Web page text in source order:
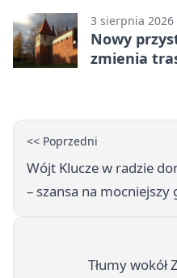
3 sierpnia 2026
Nowy
zmienia
<< Poprzedni
Wójt Klucze w radzie
– szansa na mocniejszy
Tłumy wokół